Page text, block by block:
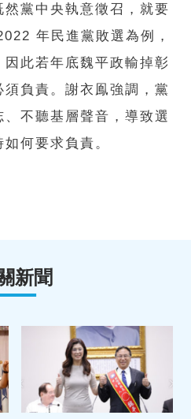
黨中央執意徵召，就要
年民進黨敗選為例，
此若年底魏平政輸掉彰
負責。謝衣鳯強調，黨
不聽基層聲音，導致選
何要求負責。
新聞